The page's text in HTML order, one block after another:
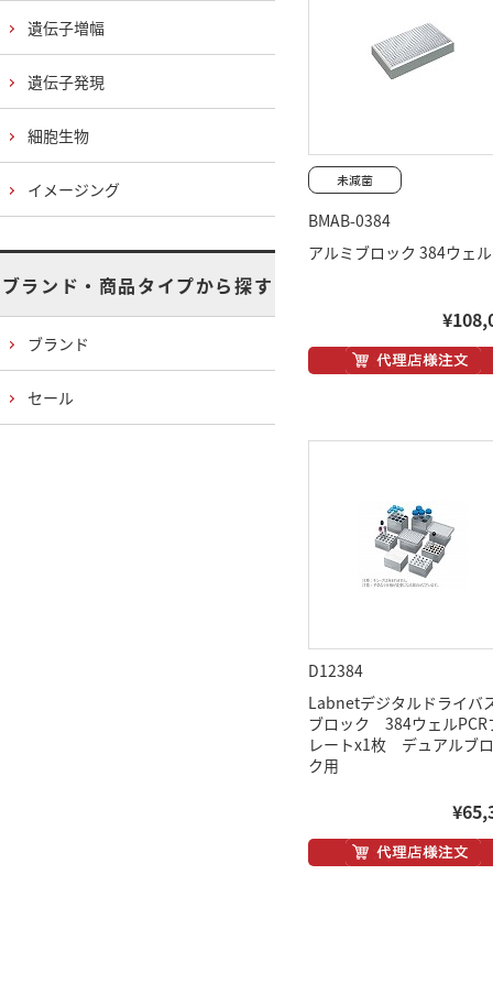
BMAB-0384
アルミブロック 384ウェル
D12384
Labnetデジタルドライバ
ブロック 384ウェルPCR
レートx1枚 デュアルブ
ク用
遺伝子増幅
遺伝子発現
細胞生物
イメージング
ブランド・商品タイプから探す
ブランド
セール